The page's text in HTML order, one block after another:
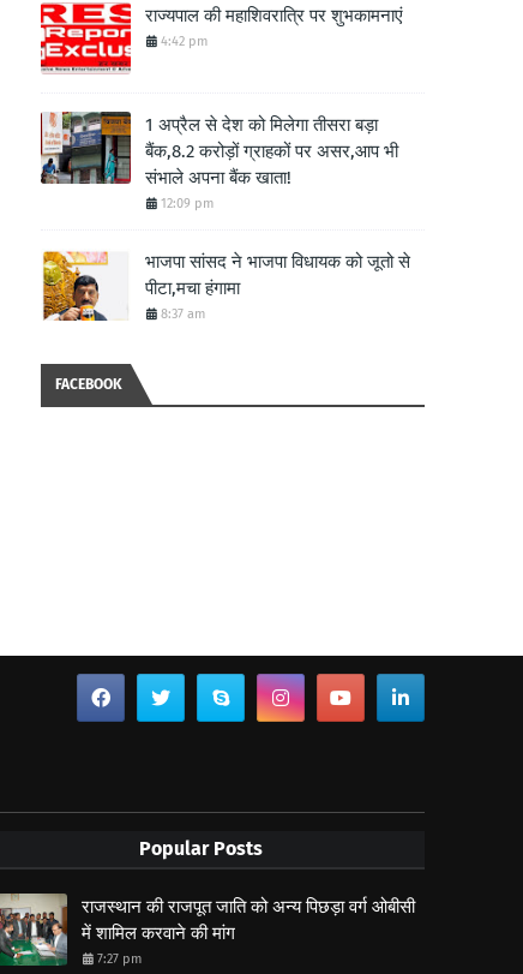
राज्यपाल की महाशिवरात्रि पर शुभकामनाएं
4:42 pm
1 अप्रैल से देश को मिलेगा तीसरा बड़ा
बैंक,8.2 करोड़ों ग्राहकों पर असर,आप भी
संभाले अपना बैंक खाता!
12:09 pm
भाजपा सांसद ने भाजपा विधायक को जूतो से
पीटा,मचा हंगामा
8:37 am
FACEBOOK
Popular Posts
राजस्थान की राजपूत जाति को अन्य पिछड़ा वर्ग ओबीसी
में शामिल करवाने की मांग
7:27 pm